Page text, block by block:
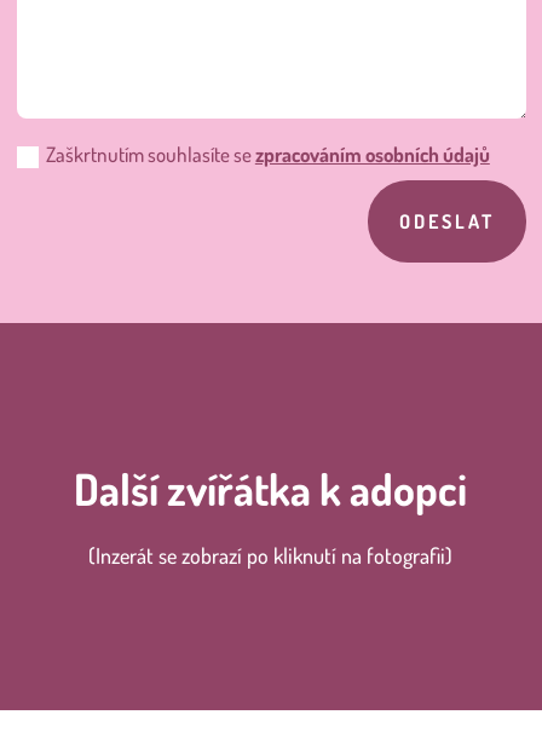
Zaškrtnutím souhlasíte sezpracováním osobních údajů
ODESLAT
Další zvířátka k adopci
(Inzerát se zobrazí po kliknutí na fotografii)